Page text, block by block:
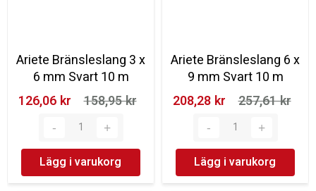
Ariete Bränsleslang 3 x
6 mm Svart 10 m
126,06 kr‎
158,95 kr‎
Lägg i varukorg
Ariete Bränsleslang 6 x
9 mm Svart 10 m
208,28 kr‎
257,61 kr‎
Lägg i varukorg